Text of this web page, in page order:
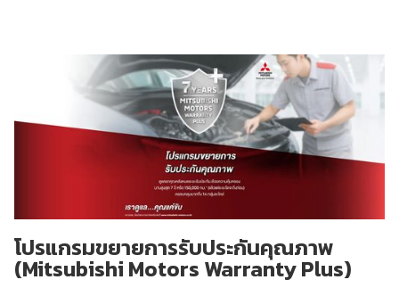
โปรแกรมขยายการรับประกันคุณภาพ
(Mitsubishi Motors Warranty Plus)